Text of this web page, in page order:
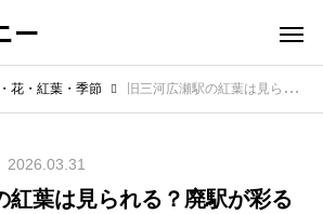
ー
花・紅葉・季節 旧三河広瀬駅の紅葉は見られる？廃駅が彩る秋景色と訪問時の注意点
2026.03.31
紅葉は見られる？廃駅が彩る